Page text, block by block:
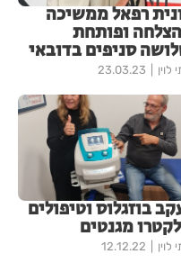
רפאל ממשיכה
ופותחת
סניפים בדובאי
לוין 23.03.23
בוזגלוס וטיפולים
מגנטים
לוין 12.12.22